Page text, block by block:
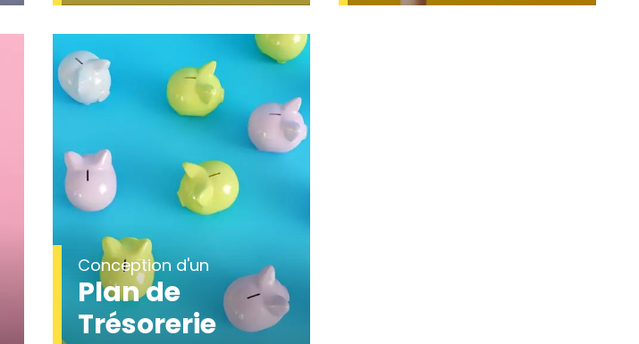
Conception d'un
Plan de
Trésorerie